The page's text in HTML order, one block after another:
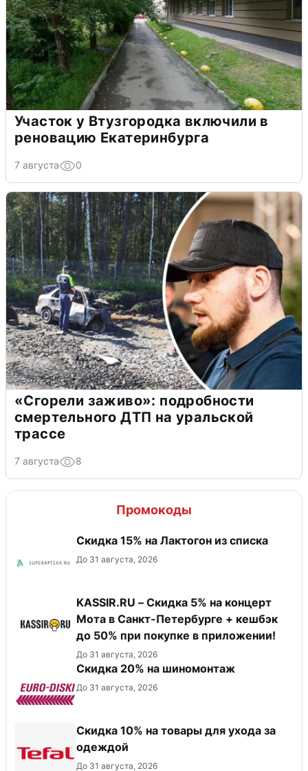
Участок у Втузгородка включили в
реновацию Екатеринбурга
7 августа 0
«Сгорели заживо»: подробности
смертельного ДТП на уральской
трассе
7 августа 8
Промокоды
Скидка 15% на Лактогон из списка
До 31 августа, 2026
KASSIR.RU – Скидка 5% на концерт
Мота в Санкт-Петербурге + кешбэк
до 50% при покупке в приложении!
До 31 августа, 2026
Скидка 20% на шиномонтаж
До 31 августа, 2026
Скидка 10% на товары для ухода за
одеждой
До 31 августа, 2026